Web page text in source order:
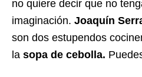
no quiere decir que no
imaginación. Joaquín
son dos estupendos
la sopa de cebolla.